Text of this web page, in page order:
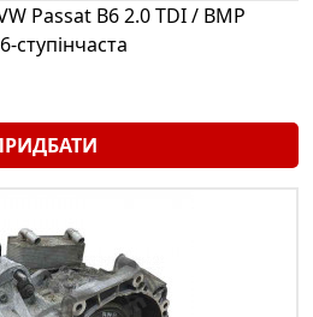
Passat B6 2.0 TDI / BMP
ступінчаста